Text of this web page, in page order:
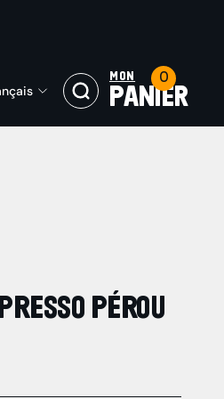
MON
PANIER
0
PÉROU